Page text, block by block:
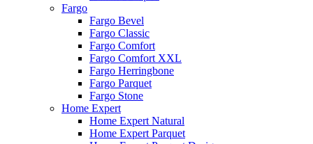
Fargo
Fargo Bevel
Fargo Classic
Fargo Comfort
Fargo Comfort XXL
Fargo Herringbone
Fargo Parquet
Fargo Stone
Home Expert
Home Expert Natural
Home Expert Parquet